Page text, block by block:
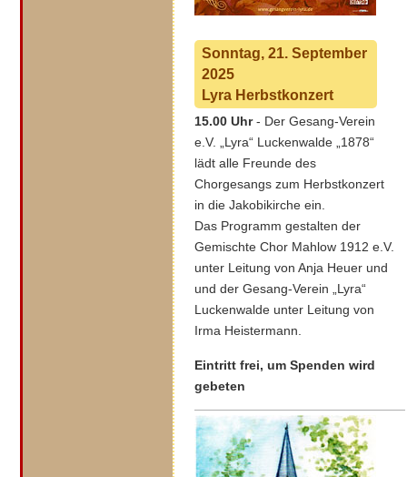
Sonntag, 21. September
2025
Lyra Herbstkonzert
15.00 Uhr- Der Gesang-Verein
e.V. „Lyra“ Luckenwalde „1878“
lädt alle Freunde des
Chorgesangs zum Herbstkonzert
in die Jakobikirche ein.
Das Programm gestalten der
Gemischte Chor Mahlow 1912 e.V.
unter Leitung von Anja Heuer und
und der Gesang-Verein „Lyra“
Luckenwalde unter Leitung von
Irma Heistermann.
Eintritt frei, um Spenden wird
gebeten